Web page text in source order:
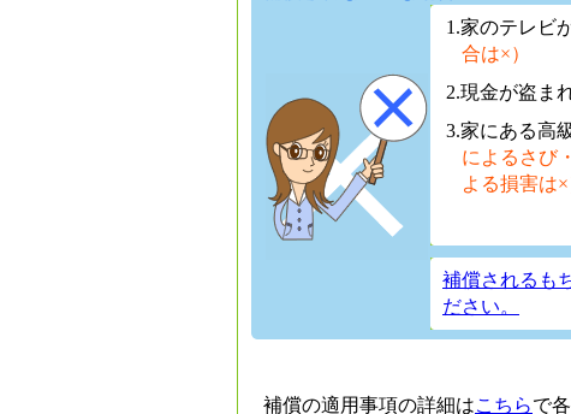
1.家のテレビ
合は×）
2.現金が盗ま
3.家にある高
によるさび
よる損害は×
補償されるも
ださい。
補償の適用事項の詳細はこちらで